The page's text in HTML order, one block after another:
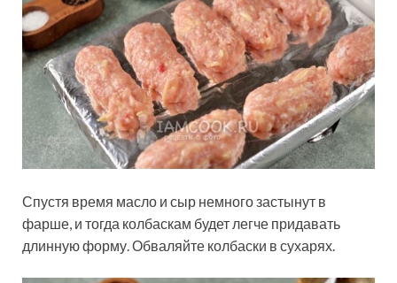
Спустя время масло и сыр немного застынут в
фарше, и тогда колбаскам будет легче придавать
длинную форму. Обваляйте колбаски в сухарях.